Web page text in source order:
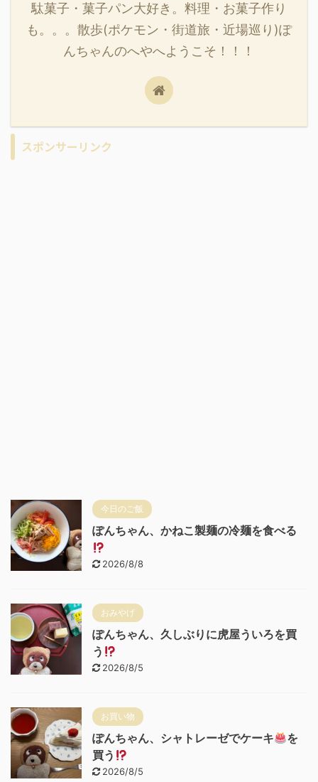
駄菓子・菓子パン大好き。料理・お菓子作り
も。。。散歩(ポケモン・街道旅・近場巡り)ぽ
んちゃんのへやへようこそ！！！
スポンサーリンク
今日のご飯
ぽんちゃん、かねこ製麺の冷麺を食べる
2026/8/8
おみやげ
ぽんちゃん、久しぶりに虎屋ういろを買
う
2026/8/5
お買い物
ぽんちゃん、シャトレーゼでケーキ
を
買う
2026/8/5